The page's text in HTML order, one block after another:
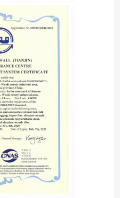
da polia
do transporte